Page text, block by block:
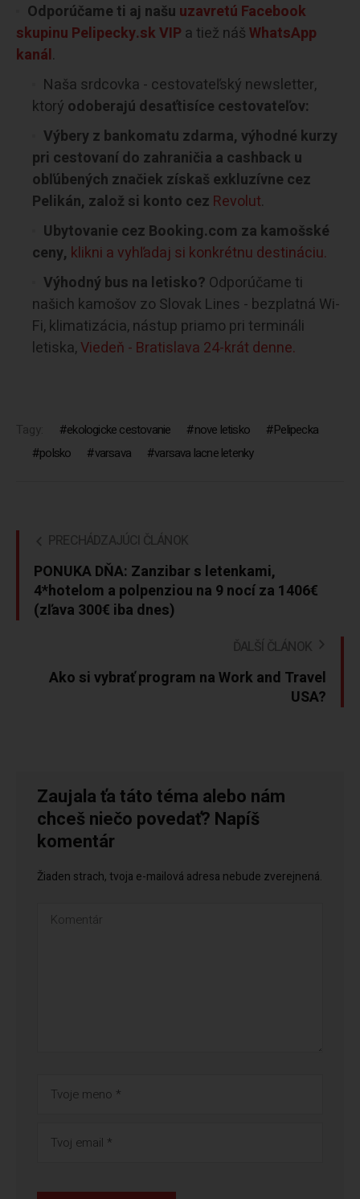
Odporúčame ti aj našu uzavretú Facebook
skupinu Pelipecky.sk VIP a tiež nášWhatsApp
kanál.
Naša srdcovka - cestovateľský newsletter,
ktorý odoberajú desaťtisíce cestovateľov:
Výbery z bankomatu zdarma, výhodné kurzy
pri cestovaní do zahraničia a cashback u
obľúbených značiek získaš exkluzívne cez
Pelikán, založ si konto cez Revolut.
Ubytovanie cez Booking.com za kamošské
ceny, klikni a vyhľadaj si konkrétnu destináciu.
Výhodný bus na letisko? Odporúčame ti
našich kamošov zo Slovak Lines - bezplatná Wi-
Fi, klimatizácia, nástup priamo pri termináli
letiska,Viedeň - Bratislava 24-krát denne.
Tagy: ekologicke cestovanie nove letisko
Pelipecka
polsko
varsava varsava lacne letenky
PRECHÁDZAJÚCI ČLÁNOK
PONUKA DŇA: Zanzibar s letenkami,
4*hotelom a polpenziou na 9 nocí za 1406€
(zľava 300€ iba dnes)
ĎALŠÍ ČLÁNOK
Ako si vybrať program na Work and Travel
USA?
Zaujala ťa táto téma alebo nám
chceš niečo povedať? Napíš
komentár
Žiaden strach, tvoja e-mailová adresa nebude zverejnená.